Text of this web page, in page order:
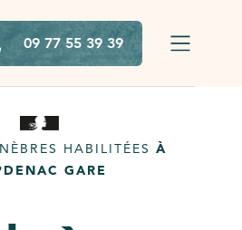
09 77 55 39 39
HABILITÉES À
GARE